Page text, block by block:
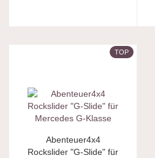
TOP
Abenteuer4x4
Rockslider "G-Slide" für